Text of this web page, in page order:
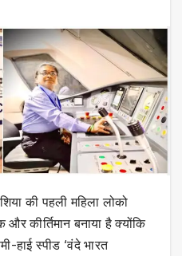
की पहली महिला लोको
कीर्तिमान बनाया है क्योंकि
हाई स्पीड ‘वंदे भारत